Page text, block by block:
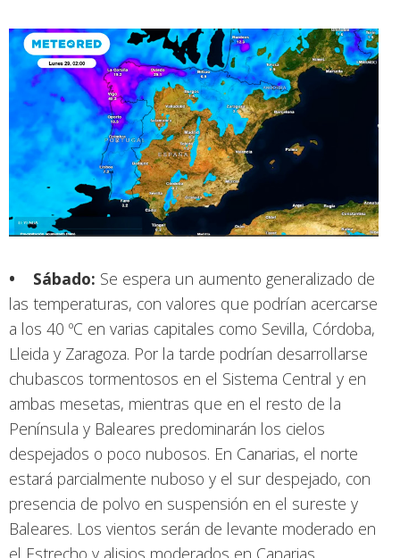
• Sábado: Se espera un aumento generalizado de
las temperaturas, con valores que podrían acercarse
a los 40 ºC en varias capitales como Sevilla, Córdoba,
Lleida y Zaragoza. Por la tarde podrían desarrollarse
chubascos tormentosos en el Sistema Central y en
ambas mesetas, mientras que en el resto de la
Península y Baleares predominarán los cielos
despejados o poco nubosos. En Canarias, el norte
estará parcialmente nuboso y el sur despejado, con
presencia de polvo en suspensión en el sureste y
Baleares. Los vientos serán de levante moderado en
el Estrecho y alisios moderados en Canarias.